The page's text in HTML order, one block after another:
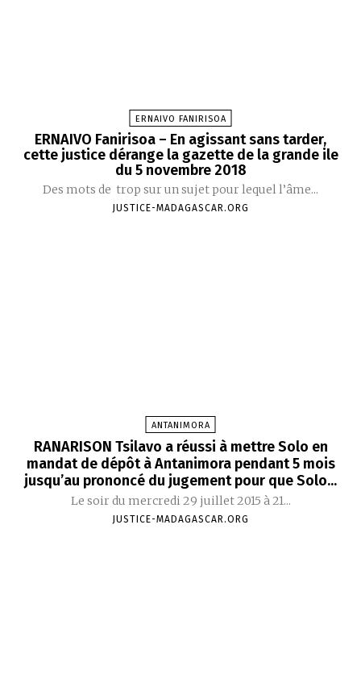
ERNAIVO FANIRISOA
ERNAIVO Fanirisoa – En agissant sans tarder,
cette justice dérange la gazette de la grande ile
du 5 novembre 2018
Des mots de trop sur un sujet pour lequel l’âme...
JUSTICE-MADAGASCAR.ORG
ANTANIMORA
RANARISON Tsilavo a réussi à mettre Solo en
mandat de dépôt à Antanimora pendant 5 mois
jusqu’au prononcé du jugement pour que Solo...
Le soir du mercredi 29 juillet 2015 à 21...
JUSTICE-MADAGASCAR.ORG